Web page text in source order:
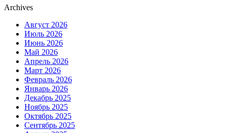
Archives
Август 2026
Июль 2026
Июнь 2026
Май 2026
Апрель 2026
Март 2026
Февраль 2026
Январь 2026
Декабрь 2025
Ноябрь 2025
Октябрь 2025
Сентябрь 2025